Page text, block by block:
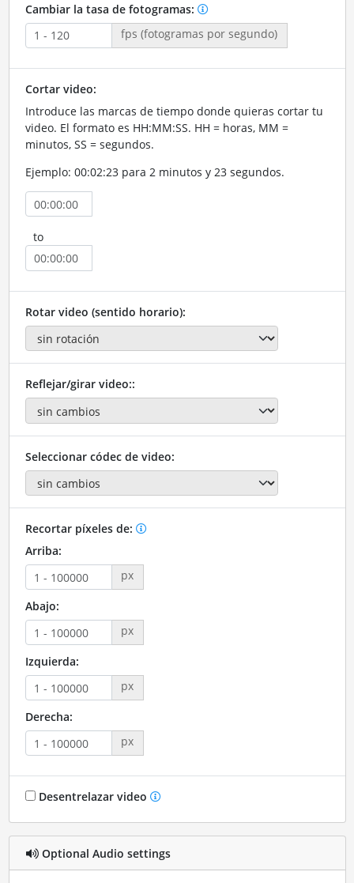
Cambiar la tasa de fotogramas:
fps (fotogramas por segundo)
Cortar video:
Introduce las marcas de tiempo donde quieras cortar tu
video. El formato es HH:MM:SS. HH = horas, MM =
minutos, SS = segundos.
Ejemplo: 00:02:23 para 2 minutos y 23 segundos.
to
Rotar video (sentido horario):
Reflejar/girar video::
Seleccionar códec de video:
Recortar píxeles de:
Arriba:
px
Abajo:
px
Izquierda:
px
Derecha:
px
Desentrelazar video
Optional Audio settings